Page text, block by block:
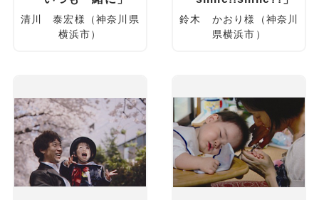
清川 泰宏様（神奈川県
横浜市）
鈴木 かおり様（神奈川
県横浜市）